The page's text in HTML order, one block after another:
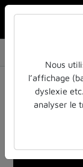
Pensée
Nous
l’affichage
dyslexie
analyser le